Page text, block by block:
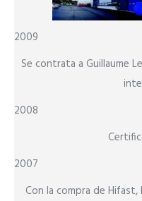
2009
Se contrata a Guillaume
2008
2007
Con la compra de